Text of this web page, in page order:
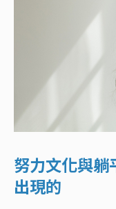
努力文化與躺
出現的